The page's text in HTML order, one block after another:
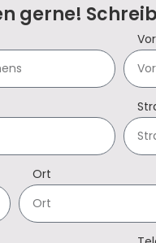
gerne!
Ort